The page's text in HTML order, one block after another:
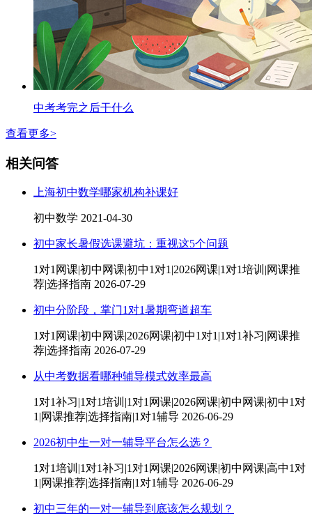
中考考完之后干什么
查看更多>
相关问答
上海初中数学哪家机构补课好
初中数学 2021-04-30
初中家长暑假选课避坑：重视这5个问题
1对1网课|初中网课|初中1对1|2026网课|1对1培训|网课推
荐|选择指南 2026-07-29
初中分阶段，掌门1对1暑期弯道超车
1对1网课|初中网课|2026网课|初中1对1|1对1补习|网课推
荐|选择指南 2026-07-29
从中考数据看哪种辅导模式效率最高
1对1补习|1对1培训|1对1网课|2026网课|初中网课|初中1对
1|网课推荐|选择指南|1对1辅导 2026-06-29
2026初中生一对一辅导平台怎么选？
1对1培训|1对1补习|1对1网课|2026网课|初中网课|高中1对
1|网课推荐|选择指南|1对1辅导 2026-06-29
初中三年的一对一辅导到底该怎么规划？